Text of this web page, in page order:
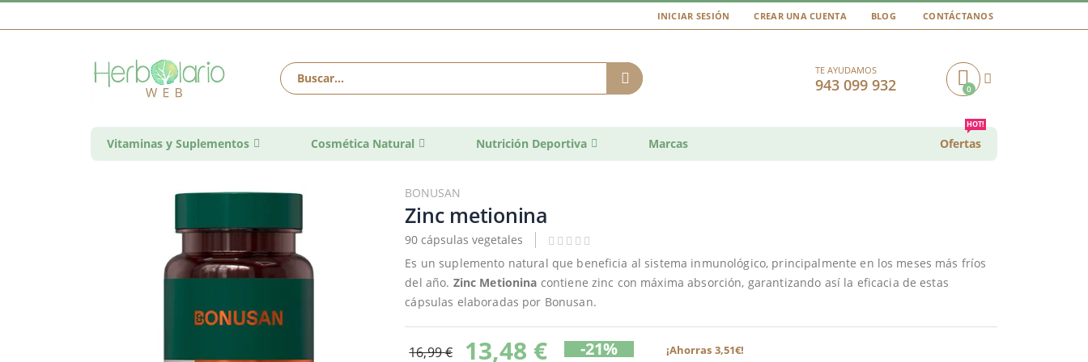
INICIAR SESIÓN CREAR UNA CUENTA BLOG CONTÁCTANOS
TE AYUDAMOS
943 099 932 Cart0
Vitaminas y Suplementos Cosmética Natural Nutrición Deportiva Marcas Ofertas
HOT!
BONUSAN
Zinc metionina
90 cápsulas vegetales
Es un suplemento natural que beneficia al sistema inmunológico, principalmente en los meses más fríos
del año. Zinc Metionina contiene zinc con máxima absorción, garantizando así la eficacia de estas
cápsulas elaboradas por Bonusan.
16,99 € 13,48 € -21% ¡Ahorras 3,51€!